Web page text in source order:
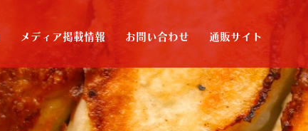
メディア掲載情報 お問い合わせ 通販サイト